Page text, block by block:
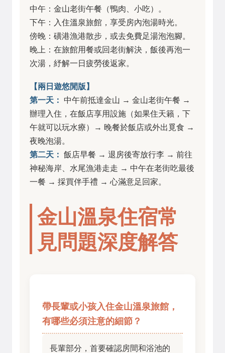
中午：金山老街午餐（鴨肉、小吃）。
下午：入住溫泉旅館，享受房內泡湯時光。
傍晚：磺港漁港散步，或去免費足湯泡泡腳。
晚上：在旅館用餐或回老街解決，飯後再泡一
次湯，紓解一日疲勞後返家。
【兩日遊悠閒版】
第一天：
中午前抵達金山 → 金山老街午餐 →
辦理入住，在飯店享用設施（如果住天籟，下
午就可以玩水療）→ 晚餐於飯店或外出覓食 →
夜晚泡湯。
第二天： 飯店早餐 → 退房後寄放行李 → 前往
神秘海岸、水尾漁港走走 → 中午在老街吃最後
一餐 → 採買伴手禮 → 心滿意足回家。
金山溫泉住宿常
見問題深度解答
帶長輩或小孩入住金山溫泉旅館，
有哪些必須注意的細節？
長輩部分，首要確認房間和浴池的